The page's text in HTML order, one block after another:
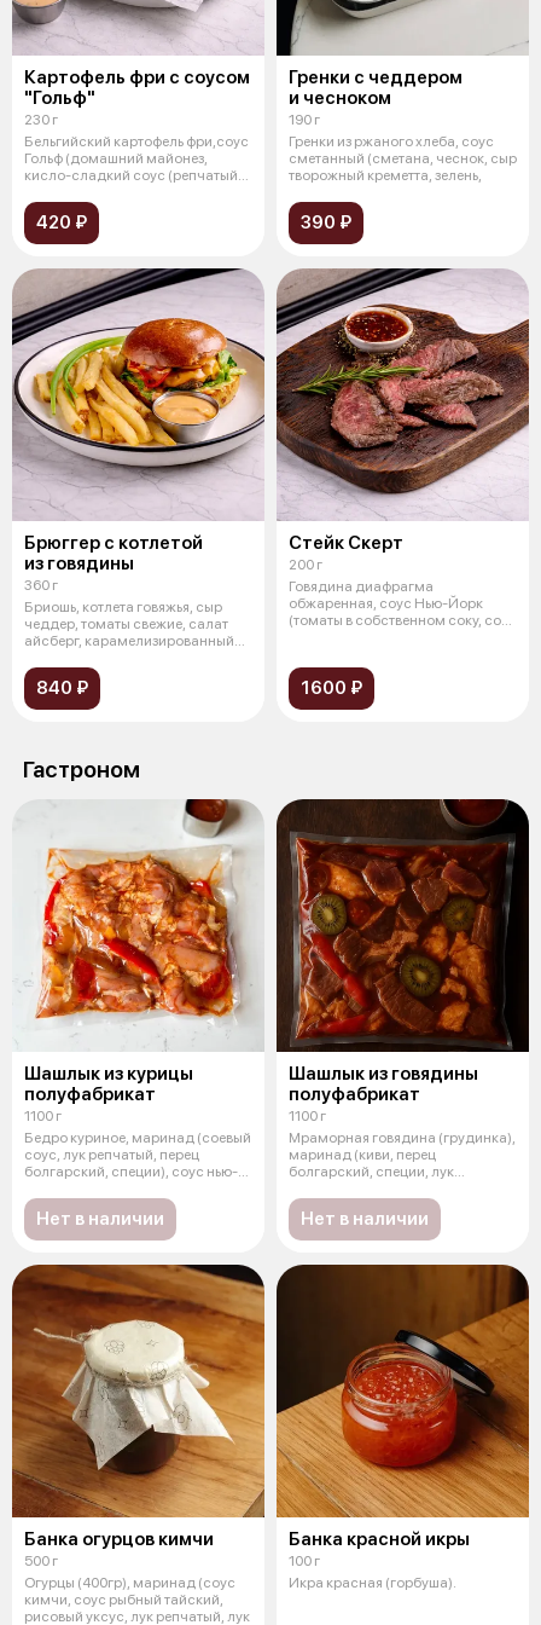
Картофель фри с соусом
"Гольф"
230 г
Бельгийский картофель фри,соус
Гольф (домашний майонез,
кисло-сладкий соус (репчатый
420 ₽
Гренки с чеддером
и чесноком
190 г
Гренки из ржаного хлеба, соус
сметанный (сметана, чеснок, сыр
творожный креметта, зелень,
390 ₽
Брюггер с котлетой
из говядины
360 г
Бриошь, котлета говяжья, сыр
чеддер, томаты свежие, салат
айсберг, карамелизированный
840 ₽
Стейк Скерт
200 г
Говядина диафрагма
обжаренная, соус Нью-Йорк
(томаты в собственном соку, соус
1600 ₽
Гастроном
Шашлык из курицы
полуфабрикат
1100 г
Бедро куриное, маринад (соевый
соус, лук репчатый, перец
болгарский, специи), соус нью-
Нет в наличии
Шашлык из говядины
полуфабрикат
1100 г
Мраморная говядина (грудинка),
маринад (киви, перец
болгарский, специи, лук
Нет в наличии
Банка огурцов кимчи
500 г
Огурцы (400гр), маринад (соус
кимчи, соус рыбный тайский,
рисовый уксус, лук репчатый, лук
Банка красной икры
100 г
Икра красная (горбуша).